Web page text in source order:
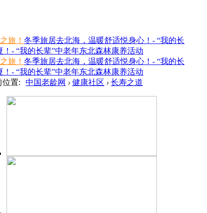
旅！ 冬季旅居去北海，温暖舒适悦身心！- “我的长
- “我的长辈”中老年东北森林康养活动
旅！ 冬季旅居去北海，温暖舒适悦身心！- “我的长
- “我的长辈”中老年东北森林康养活动
位置: 中国老龄网 › 健康社区 › 长寿之道